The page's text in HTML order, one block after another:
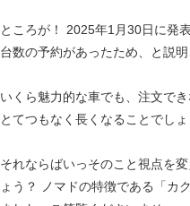
ところが！ 2025年1月30日に発
台数の予約があったため、と説
いくら魅力的な車でも、注文で
とてつもなく長くなることでしょ
それならばいっそのこと視点を
ょう？ ノマドの特徴である「カ